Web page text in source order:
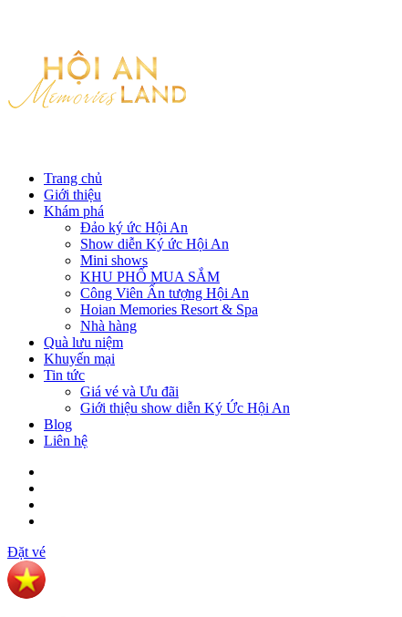
Trang chủ
Giới thiệu
Khám phá
Đảo ký ức Hội An
Show diễn Ký ức Hội An
Mini shows
KHU PHỐ MUA SẮM
Công Viên Ấn tượng Hội An
Hoian Memories Resort & Spa
Nhà hàng
Quà lưu niệm
Khuyến mại
Tin tức
Giá vé và Ưu đãi
Giới thiệu show diễn Ký Ức Hội An
Blog
Liên hệ
Đặt vé